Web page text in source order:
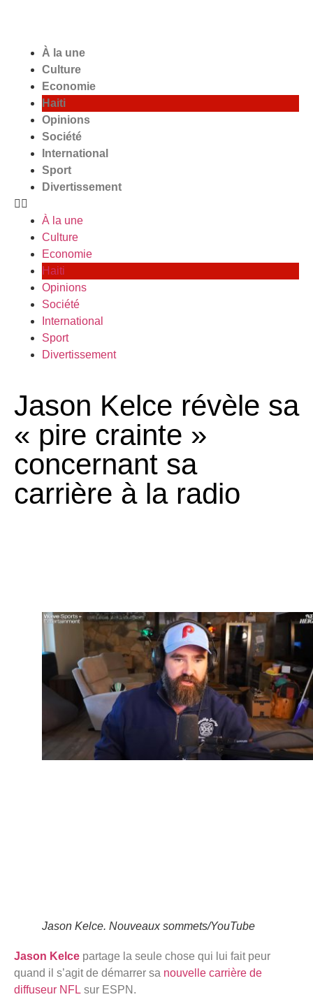
À la une
Culture
Economie
Haiti
Opinions
Société
International
Sport
Divertissement
À la une
Culture
Economie
Haiti
Opinions
Société
International
Sport
Divertissement
Jason Kelce révèle sa
« pire crainte »
concernant sa
carrière à la radio
Jason Kelce. Nouveaux sommets/YouTube
Jason Kelce partage la seule chose qui lui fait peur
quand il s’agit de démarrer sa nouvelle carrière de
diffuseur NFL sur ESPN.